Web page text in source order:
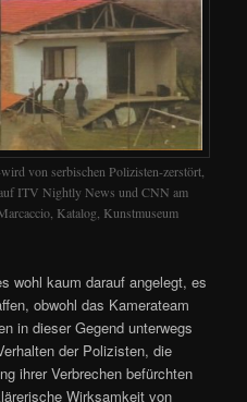
von serbischen Polizisten-zerstört,
ITV Nightly News und CNN am
Katalog, Kunstmuseum
wohl kaum darauf angelegt, es
obwohl das Kamerateam
in dieser Gegend unterwegs
der Polizisten, die
ihrer Verbrechen befürchten
Wirksamkeit von